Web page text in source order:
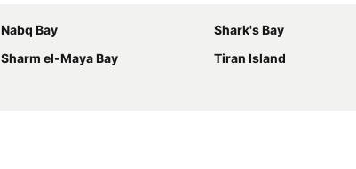
Nabq Bay
Shark's Bay
Sharm el-Maya Bay
Tiran Island